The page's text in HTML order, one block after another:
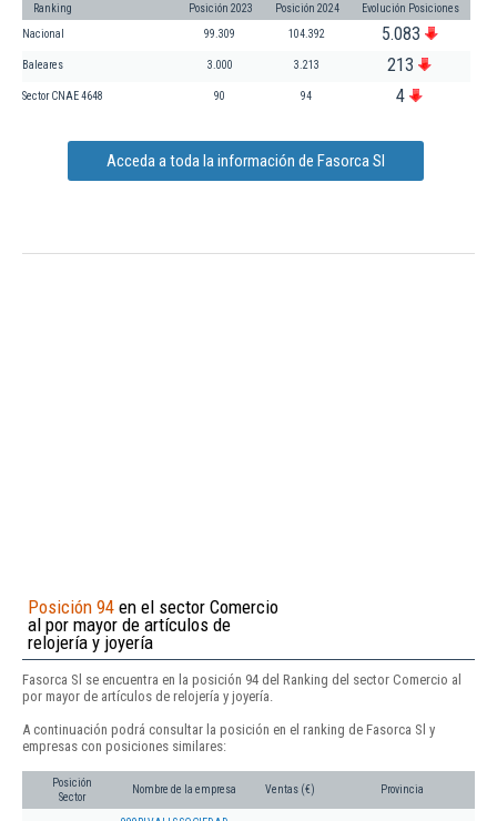
Ranking Posición 2023 Posición 2024 Evolución Posiciones
Nacional 99.309 104.392 5.083
Baleares 3.000 3.213 213
Sector CNAE 4648 90 94 4
Acceda a toda la información de Fasorca Sl
Posición 94 en el sector Comercio
al por mayor de artículos de
relojería y joyería
Fasorca Sl se encuentra en la posición 94 del Ranking del sector Comercio al
por mayor de artículos de relojería y joyería.
A continuación podrá consultar la posición en el ranking de Fasorca Sl y
empresas con posiciones similares:
Posición
Sector
Nombre de la empresa Ventas (€) Provincia